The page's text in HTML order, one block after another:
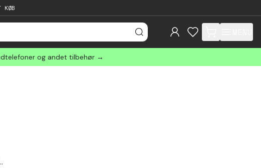
KØB
items in cart, view
og andet tilbehør →